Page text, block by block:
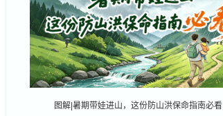
图解|暑期带娃进山，这份防山洪保命指南必看